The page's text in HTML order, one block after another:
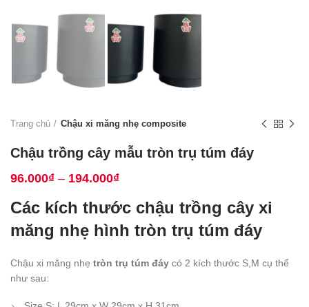
Trang chủ Chậu xi măng nhẹ composite
Chậu trồng cây mẫu tròn trụ túm đáy
96.000₫ – 194.000₫
Các kích thước chậu trồng cây xi
măng nhẹ hình tròn trụ túm đáy
Chậu xi măng nhẹ tròn trụ túm đáy có 2 kích thước S,M cụ thể
như sau: